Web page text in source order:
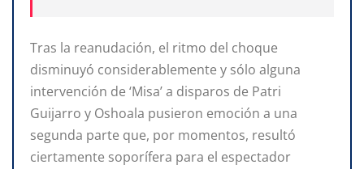
Tras la reanudación, el ritmo del choque
disminuyó considerablemente y sólo alguna
intervención de ‘Misa’ a disparos de Patri
Guijarro y Oshoala pusieron emoción a una
segunda parte que, por momentos, resultó
ciertamente soporífera para el espectador